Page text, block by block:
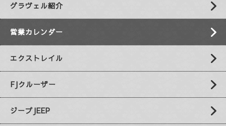
グラヴェル紹介
営業カレンダー
エクストレイル
FJクルーザー
ジープJEEP